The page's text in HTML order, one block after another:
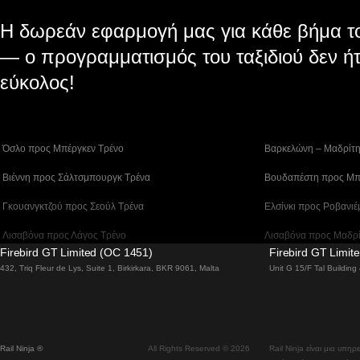
Η δωρεάν εφαρμογή μας για κάθε βήμα
— ο προγραμματισμός του ταξιδιού δεν
εύκολος!
Όσλο προς Μπέργκεν Tρένο Βαρκελώνη –
Βιέννη προς Σάλτσμπουργκ Τρένα Βουδαπέστη προς
Γκουανγκτζού προς Σεούλ Τρένα Ελσίνκι προς
Λισαβόνα προς Λάγος Tρένο Λισαβόνα προς
Λισαβόνα – Φάρο Τρένο Λονδίνο –
Τρένα Γκάλγουεϊ προς Δουβλίνο Τρένα Μπρατισλάβα
Firebird GT Limited (OC 1451)
432, Triq Fleur de Lys, Suite 1, Birkirkara, BKR 9061, Malta
Firebird GT
Unit G 15/F Tal
Rail Ninja ® All Rights Reserved © 2026
Rail Ninja είναι μια